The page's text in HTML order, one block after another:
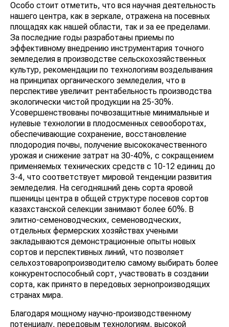
Особо стоит отметить, что вся научная деятельность
нашего центра, как в зеркале, отражена на посевных
площадях как нашей области, так и за ее пределами.
За последние годы разработаны приемы по
эффективному внедрению инструментария точного
земледелия в производстве сельскохозяйственных
культур, рекомендации по технологиям возделывания
на принципах органического земледелия, что в
перспективе увеличит рентабельность производства
экологически чистой продукции на 25-30%.
Усовершенствованы почвозащитные минимальные и
нулевые технологии в плодосменных севооборотах,
обеспечивающие сохранение, восстановление
плодородия почвы, получение высококачественного
урожая и снижение затрат на 30-40%, с сокращением
применяемых технических средств с 10-12 единиц до
3-4, что соответствует мировой тенденции развития
земледелия. На сегодняшний день сорта яровой
пшеницы центра в общей структуре посевов сортов
казахстанской селекции занимают более 60%. В
элитно-семеноводческих, семеноводческих,
отдельных фермерских хозяйствах учеными
закладываются демонстрационные опыты новых
сортов и перспективных линий, что позволяет
сельхозтоваропроизводителю самому выбирать более
конкурентоспособный сорт, участвовать в создании
сорта, как принято в передовых зернопроизводящих
странах мира.
Благодаря мощному научно-производственному
потенциалу, передовым технологиям, высокой